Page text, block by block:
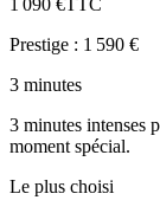
1 090 €TTC
Prestige : 1 590 €
3 minutes
3 minutes intenses
moment spécial.
Le plus choisi